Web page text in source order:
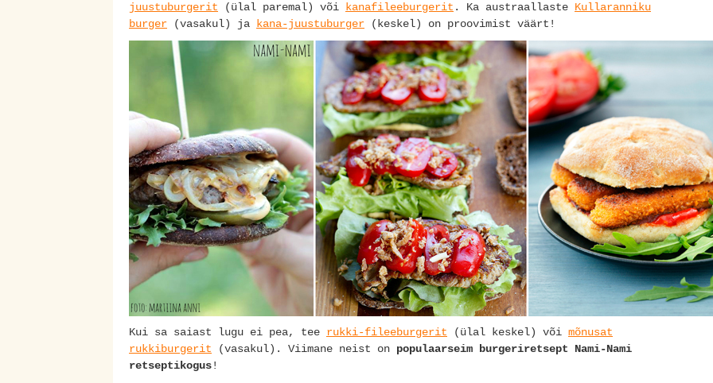
juustuburgerit (ülal paremal) või kanafileeburgerit . Ka austraallaste Kullaranniku
burger (vasakul) ja kana-juustuburger (keskel) on proovimist väärt!
Kui sa saiast lugu ei pea, tee rukki-fileeburgerit (ülal keskel) või mõnusat
rukkiburgerit (vasakul). Viimane neist on populaarseim burgeriretsept Nami-Nami
retseptikogus!